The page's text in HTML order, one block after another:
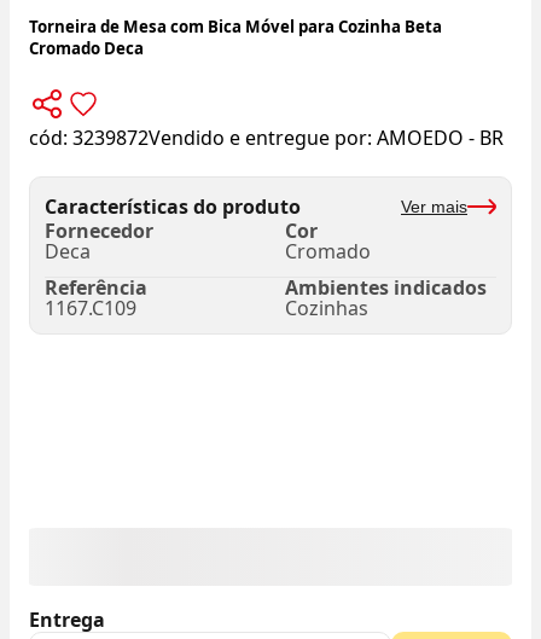
Torneira de Mesa com Bica Móvel para Cozinha Beta
Cromado Deca
cód: 3239872Vendido e entregue por: AMOEDO - BR
Características do produto Ver mais
Fornecedor
Deca
Cor
Cromado
Referência
1167.C109
Ambientes indicados
Cozinhas
Entrega